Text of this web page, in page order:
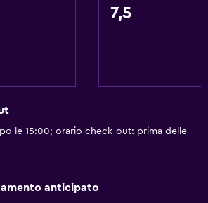
7,5
le 15:00; orario check-out: prima delle
anticipato